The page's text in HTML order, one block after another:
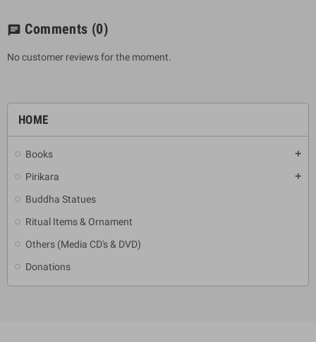
HOME
Books add
Pirikara add
Buddha Statues
Ritual Items & Ornament
Others (Media CD's & DVD)
Donations
chat Comments (0)
No customer reviews for the moment.